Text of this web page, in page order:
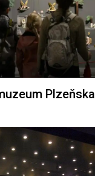
Plzeňska